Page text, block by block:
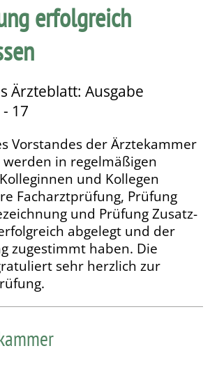
erfolgreich
Ärzteblatt: Ausgabe
17
Vorstandes der Ärztekammer
werden in regelmäßigen
und Kollegen
Facharztprüfung, Prüfung
und Prüfung Zusatz-
abgelegt und der
zugestimmt haben. Die
sehr herzlich zur